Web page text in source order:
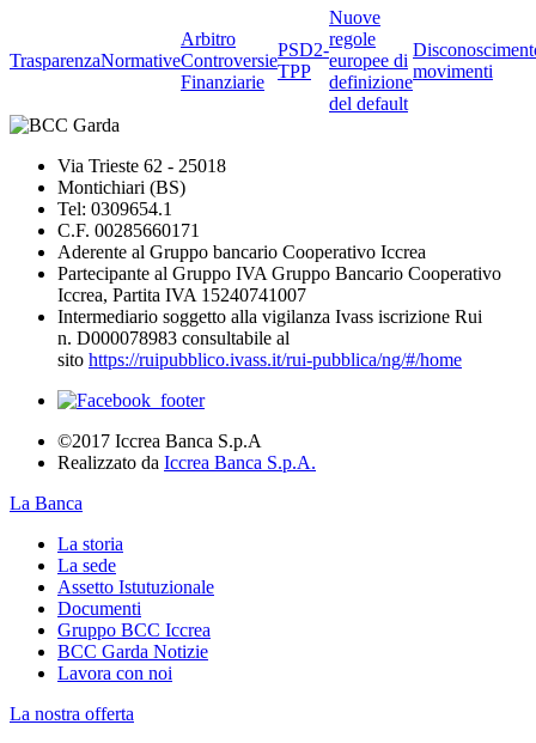
TrasparenzaNormative
Arbitro
Controversie
Finanziarie
PSD2-
TPP
Nuove
regole
europee di
definizione
del default
movimenti
Via Trieste 62 - 25018
Montichiari (BS)
Tel: 0309654.1
C.F. 00285660171
Aderente al Gruppo bancario Cooperativo Iccrea
Partecipante al Gruppo IVA Gruppo Bancario Cooperativo
Iccrea, Partita IVA 15240741007
Intermediario soggetto alla vigilanza Ivass iscrizione Rui
n. D000078983 consultabile al
sito https://ruipubblico.ivass.it/rui-pubblica/ng/#/home
©2017 Iccrea Banca S.p.A
Realizzato da Iccrea Banca S.p.A.
La Banca
La storia
La sede
Assetto Istutuzionale
Documenti
Gruppo BCC Iccrea
BCC Garda Notizie
Lavora con noi
La nostra offerta